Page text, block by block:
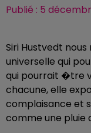
Publié : 5
Siri Hustvedt
universelle qui
qui pourrait �tre
chacune, elle
complaisance et
comme une